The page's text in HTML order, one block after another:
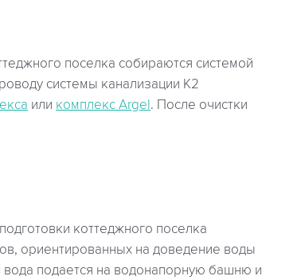
поселка собираются системой
системы канализации К2
или комплекс Argel. После очистки
коттеджного поселка
ориентированных на доведение воды
подается на водонапорную башню и